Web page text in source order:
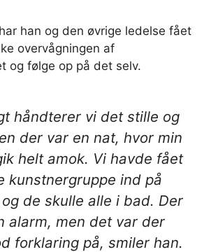
han og den øvrige ledelse fået
overvågningen af
og følge op på det selv.
håndterer vi det stille og
der var en nat, hvor min
helt amok. Vi havde fået
kunstnergruppe ind på
de skulle alle i bad. Der
alarm, men det var der
forklaring på, smiler han.